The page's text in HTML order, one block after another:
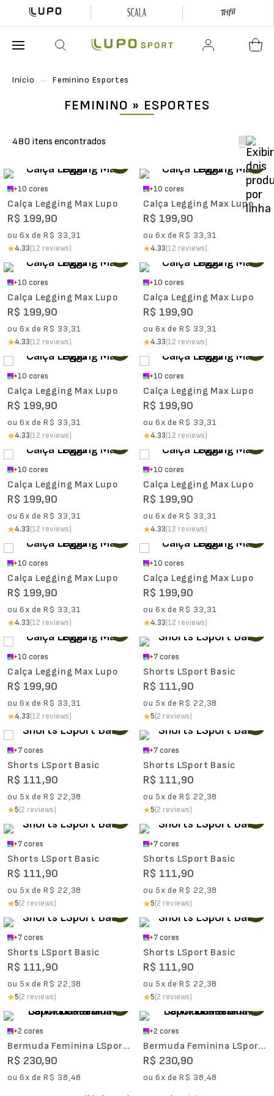
Início Feminino Esportes
FEMININO » ESPORTES
480
+10 cores
Calça Legging Max Lupo
R$ 199,90
ou6x deR$ 33,31
4.33(12 reviews)
+10 cores
Calça Legging Max Lupo
R$ 199,90
ou6x deR$ 33,31
4.33(12 reviews)
+10 cores
Calça Legging Max Lupo
R$ 199,90
ou6x deR$ 33,31
4.33(12 reviews)
+10 cores
Calça Legging Max Lupo
R$ 199,90
ou6x deR$ 33,31
4.33(12 reviews)
+10 cores
Calça Legging Max Lupo
R$ 199,90
ou6x deR$ 33,31
4.33(12 reviews)
+10 cores
Calça Legging Max Lupo
R$ 199,90
ou6x deR$ 33,31
4.33(12 reviews)
+10 cores
Calça Legging Max Lupo
R$ 199,90
ou6x deR$ 33,31
4.33(12 reviews)
+10 cores
Calça Legging Max Lupo
R$ 199,90
ou6x deR$ 33,31
4.33(12 reviews)
+10 cores
Calça Legging Max Lupo
R$ 199,90
ou6x deR$ 33,31
4.33(12 reviews)
+10 cores
Calça Legging Max Lupo
R$ 199,90
ou6x deR$ 33,31
4.33(12 reviews)
+10 cores
Calça Legging Max Lupo
R$ 199,90
ou6x deR$ 33,31
4.33(12 reviews)
+7cores
Shorts LSport Basic
R$ 111,90
ou 5x deR$ 22,38
5(2 reviews)
+7cores
Shorts LSport Basic
R$ 111,90
ou 5x deR$ 22,38
5(2 reviews)
+7cores
Shorts LSport Basic
R$ 111,90
ou 5x deR$ 22,38
5(2 reviews)
+7cores
Shorts LSport Basic
R$ 111,90
ou 5x deR$ 22,38
5(2 reviews)
+7cores
Shorts LSport Basic
R$ 111,90
ou 5x deR$ 22,38
5(2 reviews)
+7cores
Shorts LSport Basic
R$ 111,90
ou 5x deR$ 22,38
5(2 reviews)
+7cores
Shorts LSport Basic
R$ 111,90
ou 5x deR$ 22,38
5(2 reviews)
+2cores
Bermuda Feminina LSport
Canelada 7 Pockets
R$ 230,90
ou6x deR$ 38,48
+2cores
Bermuda Feminina LSport
Canelada 7 Pockets
R$ 230,90
ou6x deR$ 38,48